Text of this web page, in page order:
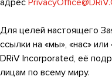
адрес
Для целей настоящего
ссылки на «мы», «нас» или
DRiV Incorporated, её
лицам по всему миру.